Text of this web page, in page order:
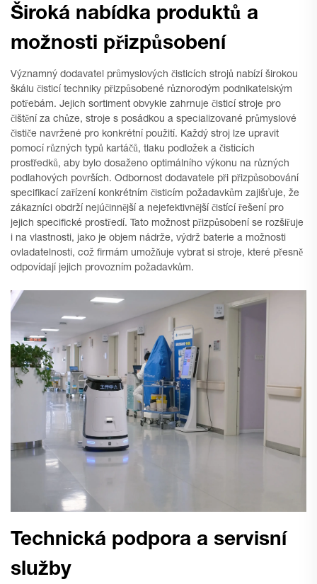
Široká nabídka produktů a
možnosti přizpůsobení
Významný dodavatel průmyslových čisticích strojů nabízí širokou
škálu čisticí techniky přizpůsobené různorodým podnikatelským
potřebám. Jejich sortiment obvykle zahrnuje čisticí stroje pro
čištění za chůze, stroje s posádkou a specializované průmyslové
čističe navržené pro konkrétní použití. Každý stroj lze upravit
pomocí různých typů kartáčů, tlaku podložek a čisticích
prostředků, aby bylo dosaženo optimálního výkonu na různých
podlahových površích. Odbornost dodavatele při přizpůsobování
specifikací zařízení konkrétním čisticím požadavkům zajišťuje, že
zákazníci obdrží nejúčinnější a nejefektivnější čistící řešení pro
jejich specifické prostředí. Tato možnost přizpůsobení se rozšiřuje
i na vlastnosti, jako je objem nádrže, výdrž baterie a možnosti
ovladatelnosti, což firmám umožňuje vybrat si stroje, které přesně
odpovídají jejich provozním požadavkům.
Technická podpora a servisní
služby